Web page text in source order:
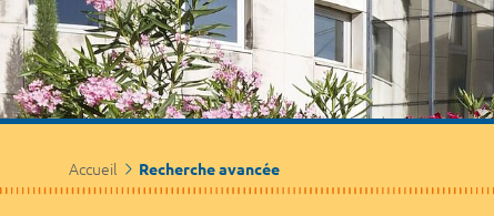
Accueil Recherche avancée